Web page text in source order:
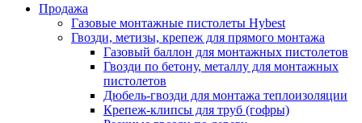
Продажа
Газовые монтажные пистолеты Hybest
Гвозди, метизы, крепеж для прямого монтажа
Газовый баллон для монтажных пистолетов
Гвозди по бетону, металлу для монтажных
пистолетов
Дюбель-гвозди для монтажа теплоизоляции
Крепеж-клипсы для труб (гофры)